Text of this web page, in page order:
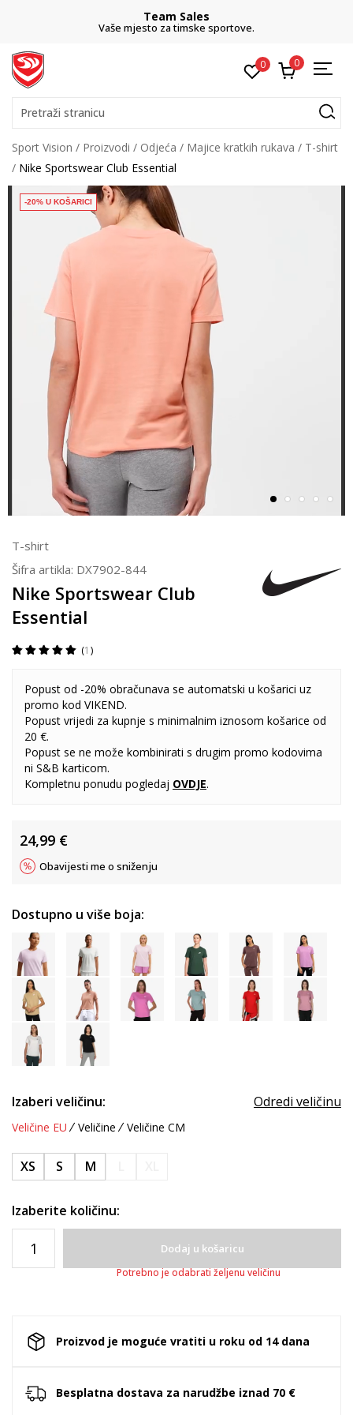
Team Sales
Vaše mjesto za timske sportove.
0 0
Pretraži stranicu
Sport Vision Proizvodi Odjeća Majice kratkih rukava
T-shirt
Nike Sportswear Club Essential
-20% U KOŠARICI
T-shirt
Šifra artikla: DX7902-844
Nike Sportswear Club
Essential
1
Popust od -20% obračunava se automatski u košarici uz
promo kod VIKEND.
Popust vrijedi za kupnje s minimalnim iznosom košarice od
20 €.
Popust se ne može kombinirati s drugim promo kodovima
ni S&B karticom.
Kompletnu ponudu pogledaj OVDJE.
24,99 €
Obavijesti me o sniženju
Dostupno u više boja:
Izaberi veličinu: Odredi veličinu
Veličine EU Veličine Veličine CM
XS S M
Izaberite količinu:
Dodaj u košaricu
Potrebno je odabrati željenu veličinu
Proizvod je moguće vratiti u roku od 14 dana
Besplatna dostava za narudžbe iznad 70 €